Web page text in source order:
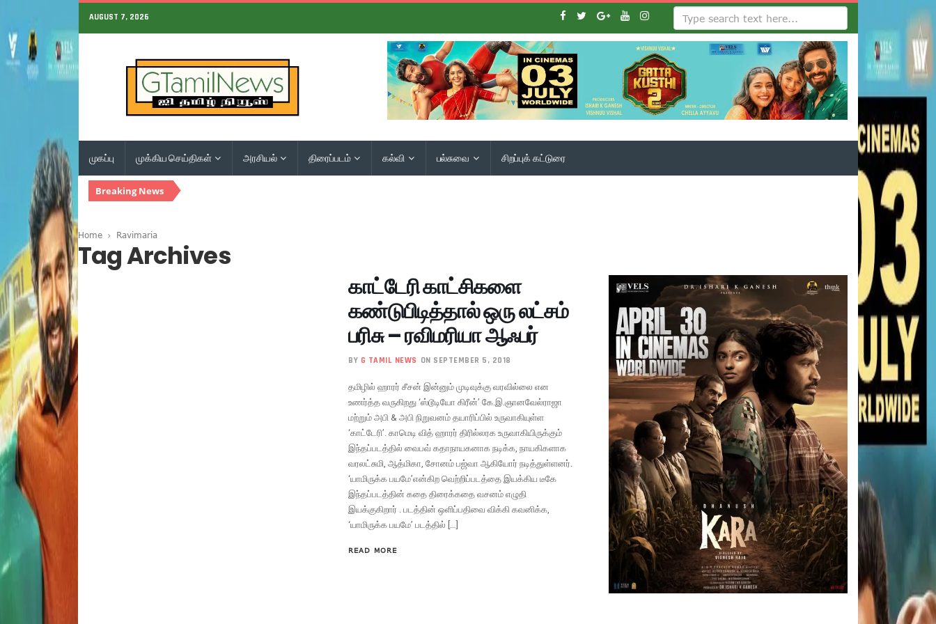
AUGUST 7, 2026
முகப்பு முக்கிய செய்திகள் அரசியல் திரைப்படம் கல்வி பல்சுவை சிறப்புக் கட்டுரை
Breaking News
Home Ravimaria
Tag Archives
காட்டேரி காட்சிகளை
கண்டுபிடித்தால் ஒரு லட்சம்
பரிசு – ரவிமரியா ஆஃபர்
BY G TAMIL NEWS ON SEPTEMBER 5, 2018
தமிழில் ஹாரர் சீசன் இன்னும் முடிவுக்கு வரவில்லை என
உணர்த்த வருகிறது ‘ஸ்டூடியோ கிரீன்’ கே.இ.ஞானவேல்ராஜா
மற்றும் அபி & அபி நிறுவனம் தயாரிப்பில் உருவாகியுள்ள
‘காட்டேரி’. காமெடி வித் ஹாரர் திரில்லரக உருவாகியிருக்கும்
இந்தப்படத்தில் வைபவ் கதாநாயகனாக நடிக்க, நாயகிகளாக
வரலட்சுமி, ஆத்மிகா, சோனம் பஜ்வா ஆகியோர் நடித்துள்ளனர்.
‘யாமிருக்க பயமே’என்கிற வெற்றிப்படத்தை இயக்கிய டீகே
இந்தப்படத்தின் கதை திரைக்கதை வசனம் எழுதி
இயக்குகிறார் . படத்தின் ஒளிப்பதிவை விக்கி கவனிக்க,
‘யாமிருக்க பயமே’ படத்தில் […]
READ MORE